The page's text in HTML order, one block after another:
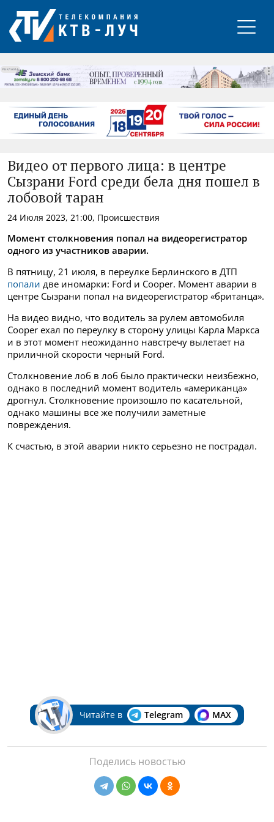
РЕКЛАМА
Видео от первого лица: в центре
Сызрани Ford среди бела дня пошел в
лобовой таран
24 Июля 2023, 21:00, Происшествия
Момент столкновения попал на видеорегистратор
одного из участников аварии.
В пятницу, 21 июля, в переулке Берлинского в ДТП
попали две иномарки: Ford и Cooper. Момент аварии в
центре Сызрани попал на видеорегистратор «британца».
На видео видно, что водитель за рулем автомобиля
Cooper ехал по переулку в сторону улицы Карла Маркса
и в этот момент неожиданно навстречу вылетает на
приличной скорости черный Ford.
Столкновение лоб в лоб было практически неизбежно,
однако в последний момент водитель «американца»
дрогнул. Столкновение произошло по касательной,
однако машины все же получили заметные
повреждения.
К счастью, в этой аварии никто серьезно не пострадал.
Читайте в Telegram MAX
Поделись новостью